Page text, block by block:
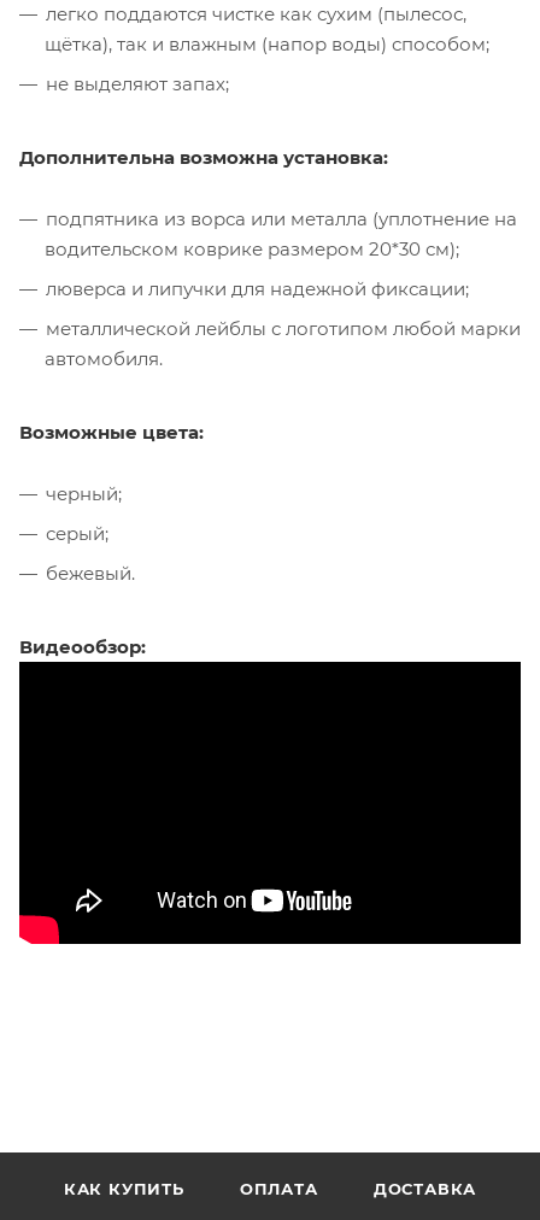
легко поддаются чистке как сухим (пылесос,
щётка), так и влажным (напор воды) способом;
не выделяют запах;
Дополнительна возможна установка:
подпятника из ворса или металла (уплотнение на
водительском коврике размером 20*30 см);
люверса и липучки для надежной фиксации;
металлической лейблы с логотипом любой марки
автомобиля.
Возможные цвета:
черный;
серый;
бежевый.
Видеообзор:
КАК КУПИТЬ ОПЛАТА ДОСТАВКА